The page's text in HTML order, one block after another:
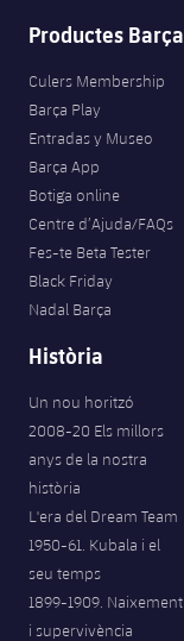
Productes Barça
Culers Membership
Barça Play
Entradas y Museo
Barça App
Botiga online
Centre d’Ajuda/FAQs
Fes-te Beta Tester
Black Friday
Nadal Barça
Història
Un nou horitzó
2008-20 Els millors
anys de la nostra
història
L'era del Dream Team
1950-61. Kubala i el
seu temps
1899-1909. Naixement
i supervivència